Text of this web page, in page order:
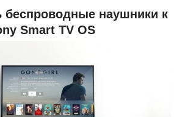
беспроводные наушники к
Smart TV OS